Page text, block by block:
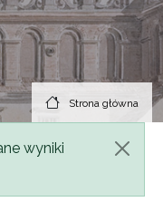
Strona główna
wyniki